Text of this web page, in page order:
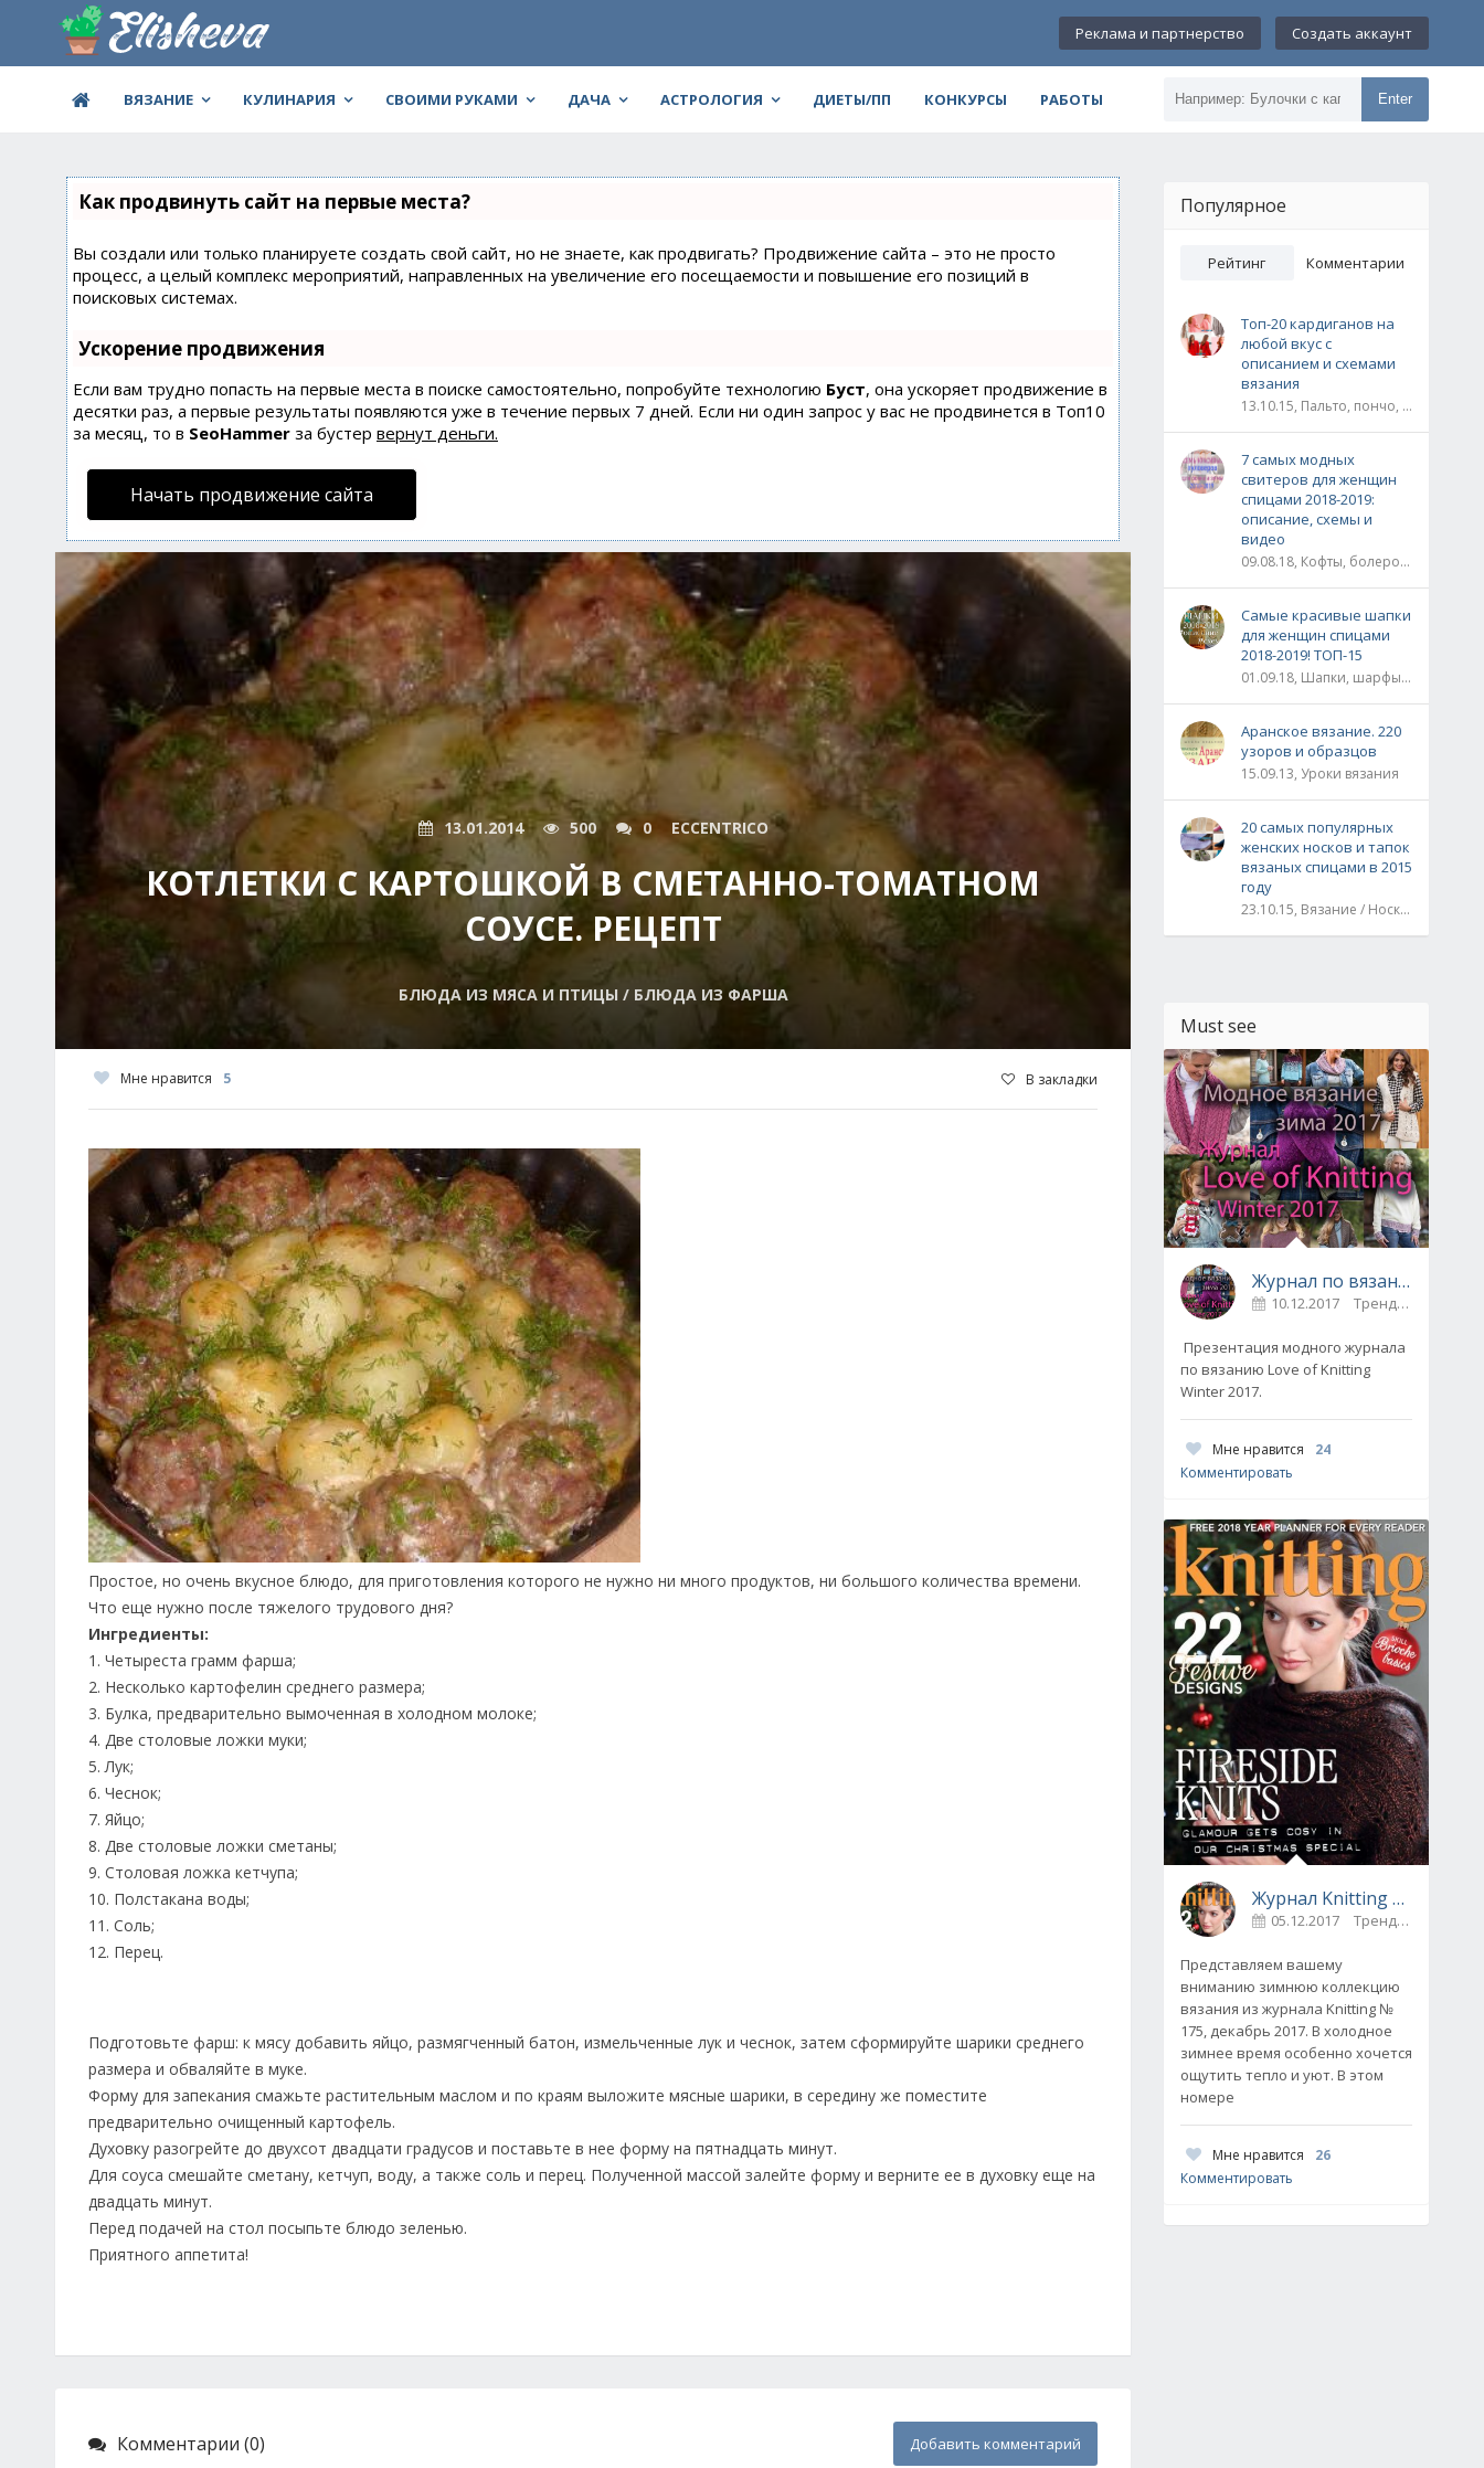
Реклама и партнерство Создать аккаунт
ВЯЗАНИЕ КУЛИНАРИЯ СВОИМИ РУКАМИ ДАЧА АСТРОЛОГИЯ ДИЕТЫ/ПП КОНКУРСЫ РАБОТЫ Enter
Как продвинуть сайт на первые места?
Вы создали или только планируете создать свой сайт, но не знаете, как продвигать? Продвижение сайта – это не просто
процесс, а целый комплекс мероприятий, направленных на увеличение его посещаемости и повышение его позиций в
поисковых системах.
Ускорение продвижения
Если вам трудно попасть на первые места в поиске самостоятельно, попробуйте технологию Буст, она ускоряет продвижение в
десятки раз, а первые результаты появляются уже в течение первых 7 дней. Если ни один запрос у вас не продвинется в Топ10
за месяц, то в SeoHammer за бустер вернут деньги.
Начать продвижение сайта
13.01.2014 500 0 ECCENTRICO
КОТЛЕТКИ С КАРТОШКОЙ В СМЕТАННО-ТОМАТНОМ
СОУСЕ. РЕЦЕПТ
БЛЮДА ИЗ МЯСА И ПТИЦЫ / БЛЮДА ИЗ ФАРША
Мне нравится 5 В закладки
Простое, но очень вкусное блюдо, для приготовления которого не нужно ни много продуктов, ни большого количества времени.
Что еще нужно после тяжелого трудового дня?
Ингредиенты:
1. Четыреста грамм фарша;
2. Несколько картофелин среднего размера;
3. Булка, предварительно вымоченная в холодном молоке;
4. Две столовые ложки муки;
5. Лук;
6. Чеснок;
7. Яйцо;
8. Две столовые ложки сметаны;
9. Столовая ложка кетчупа;
10. Полстакана воды;
11. Соль;
12. Перец.
Подготовьте фарш: к мясу добавить яйцо, размягченный батон, измельченные лук и чеснок, затем сформируйте шарики среднего
размера и обваляйте в муке.
Форму для запекания смажьте растительным маслом и по краям выложите мясные шарики, в середину же поместите
предварительно очищенный картофель.
Духовку разогрейте до двухсот двадцати градусов и поставьте в нее форму на пятнадцать минут.
Для соуса смешайте сметану, кетчуп, воду, а также соль и перец. Полученной массой залейте форму и верните ее в духовку еще на
двадцать минут.
Перед подачей на стол посыпьте блюдо зеленью.
Приятного аппетита!
Комментарии (0) Добавить комментарий
Популярное
Рейтинг Комментарии
Топ-20 кардиганов на
любой вкус с
описанием и схемами
вязания
13.10.15, Пальто, пончо, кардиганы
7 самых модных
свитеров для женщин
спицами 2018-2019:
описание, схемы и
видео
09.08.18, Кофты, болеро, жакеты, жилеты, пуловеры и свитера
Самые красивые шапки
для женщин спицами
2018-2019! ТОП-15
01.09.18, Шапки, шарфы, шали, снуды и палантины
Аранское вязание. 220
узоров и образцов
15.09.13, Уроки вязания
20 самых популярных
женских носков и тапок
вязаных спицами в 2015
году
23.10.15, Вязание / Носки, обувь
Must see
Журнал по вязанию Love of Knitting выпуск Зима 2017
10.12.2017 Тренды / Вдохновение
Презентация модного журнала
по вязанию Love of Knitting
Winter 2017.
Мне нравится
24
Комментировать
Журнал Knitting № 175, декабрь 2017
05.12.2017 Тренды
Представляем вашему
вниманию зимнюю коллекцию
вязания из журнала Knitting №
175, декабрь 2017. В холодное
зимнее время особенно хочется
ощутить тепло и уют. В этом
номере
Мне нравится
26
Комментировать